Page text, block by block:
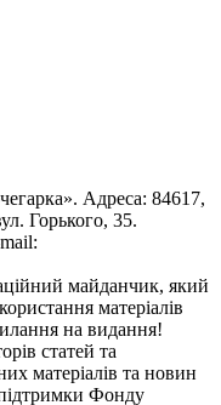
Адреса: 84617,
Горького, 35.
майданчик, який
матеріалів
на видання!
статей та
матеріалів та новин
Фонду